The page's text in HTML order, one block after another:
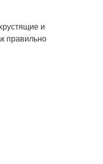
и
правильно